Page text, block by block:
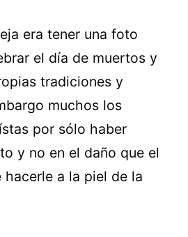
era tener una foto
el día de muertos y
tradiciones y
muchos los
por sólo haber
y no en el daño que el
hacerle a la piel de la